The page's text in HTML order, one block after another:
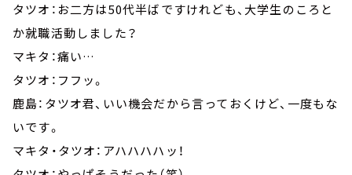
タツオ：お二方は50代半ばですけれども、大学生のころと
か就職活動しました？
マキタ：痛い…
タツオ：フフッ。
鹿島：タツオ君、いい機会だから言っておくけど、一度もな
いです。
マキタ・タツオ：アハハハハッ！